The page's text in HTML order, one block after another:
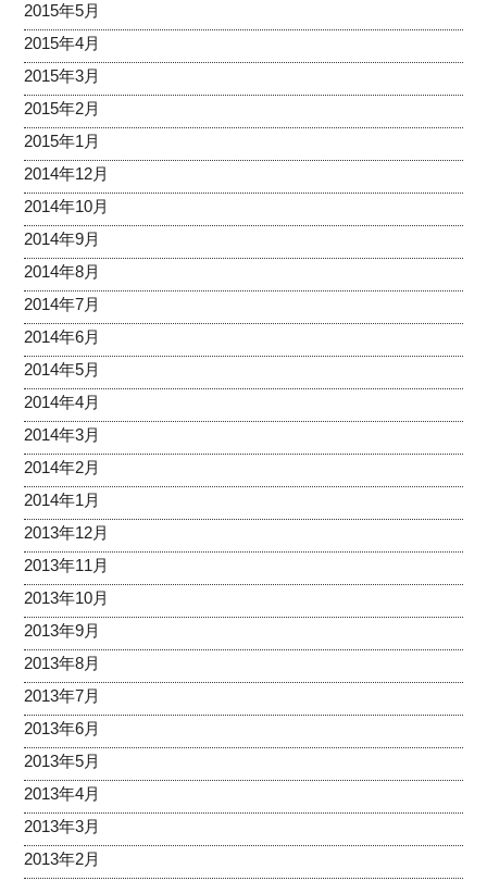
2015年5月
2015年4月
2015年3月
2015年2月
2015年1月
2014年12月
2014年10月
2014年9月
2014年8月
2014年7月
2014年6月
2014年5月
2014年4月
2014年3月
2014年2月
2014年1月
2013年12月
2013年11月
2013年10月
2013年9月
2013年8月
2013年7月
2013年6月
2013年5月
2013年4月
2013年3月
2013年2月